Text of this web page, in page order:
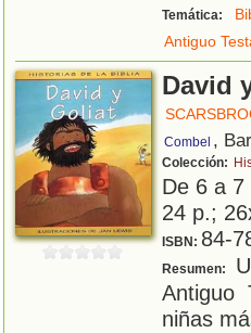
Temática:
Antiguo
David
Combel ,
Colección:
De 6 a
24 p.;
ISBN: 84-
Resumen:
Antiguo
niñas